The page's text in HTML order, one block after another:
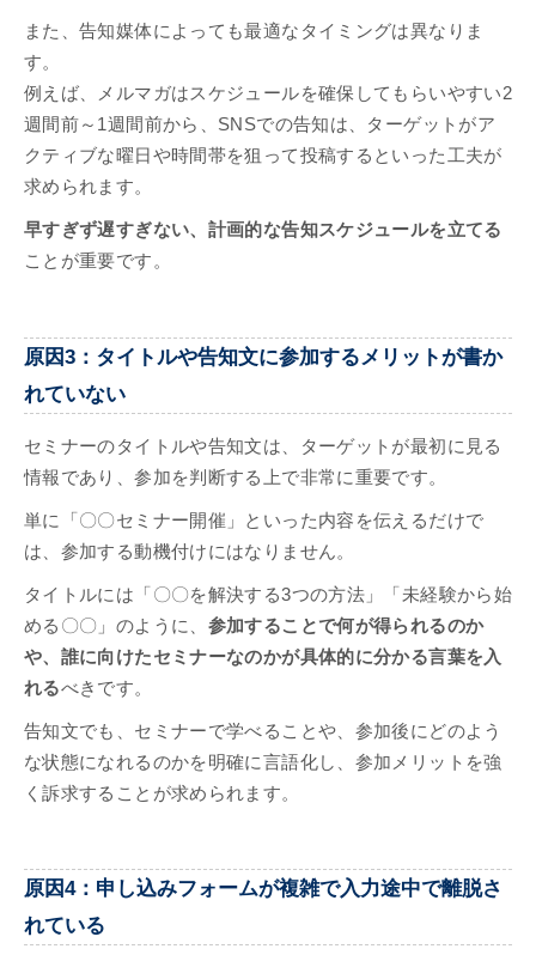
また、告知媒体によっても最適なタイミングは異なりま
す。
例えば、メルマガはスケジュールを確保してもらいやすい2
週間前～1週間前から、SNSでの告知は、ターゲットがア
クティブな曜日や時間帯を狙って投稿するといった工夫が
求められます。
早すぎず遅すぎない、計画的な告知スケジュールを立てる
ことが重要です。
原因3：タイトルや告知文に参加するメリットが書か
れていない
セミナーのタイトルや告知文は、ターゲットが最初に見る
情報であり、参加を判断する上で非常に重要です。
単に「〇〇セミナー開催」といった内容を伝えるだけで
は、参加する動機付けにはなりません。
タイトルには「〇〇を解決する3つの方法」「未経験から始
める〇〇」のように、 参加することで何が得られるのか
や、誰に向けたセミナーなのかが具体的に分かる言葉を入
れるべきです。
告知文でも、セミナーで学べることや、参加後にどのよう
な状態になれるのかを明確に言語化し、参加メリットを強
く訴求することが求められます。
原因4：申し込みフォームが複雑で入力途中で離脱さ
れている